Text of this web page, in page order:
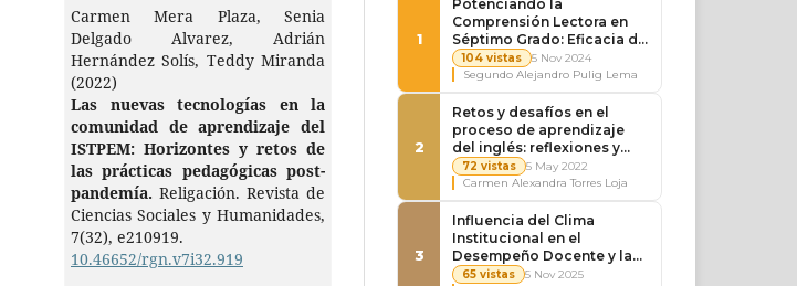
Carmen Mera Plaza, Senia
Delgado Alvarez, Adrián
Hernández Solís, Teddy Miranda
(2022)
Las nuevas tecnologías en la
comunidad de aprendizaje del
ISTPEM: Horizontes y retos de
las prácticas pedagógicas post-
pandemía. Religación. Revista de
Ciencias Sociales y Humanidades,
7(32), e210919.
10.46652/rgn.v7i32.919